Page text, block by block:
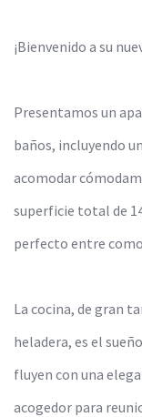
¡Bienvenido a su
Presentamos un
baños, incluyendo
acomodar
superficie total de
perfecto entre
La cocina, de gran
heladera, es el
fluyen con una
acogedor para